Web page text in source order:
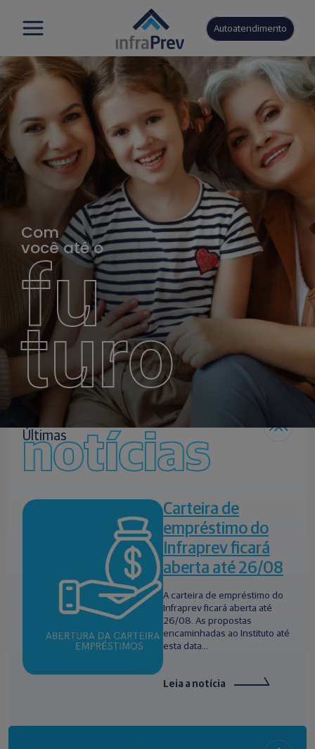
Autoatendimento
Com
você até o
fu
turo
Últimas
notícias
Carteira de
empréstimo do
Infraprev ficará
aberta até 26/08
A carteira de empréstimo do
Infraprev ficará aberta até
26/08. As propostas
encaminhadas ao Instituto até
esta data...
Leia a notícia